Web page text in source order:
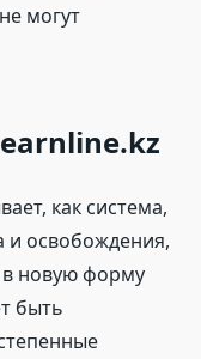
могут
как система,
и освобождения,
в новую форму
быть